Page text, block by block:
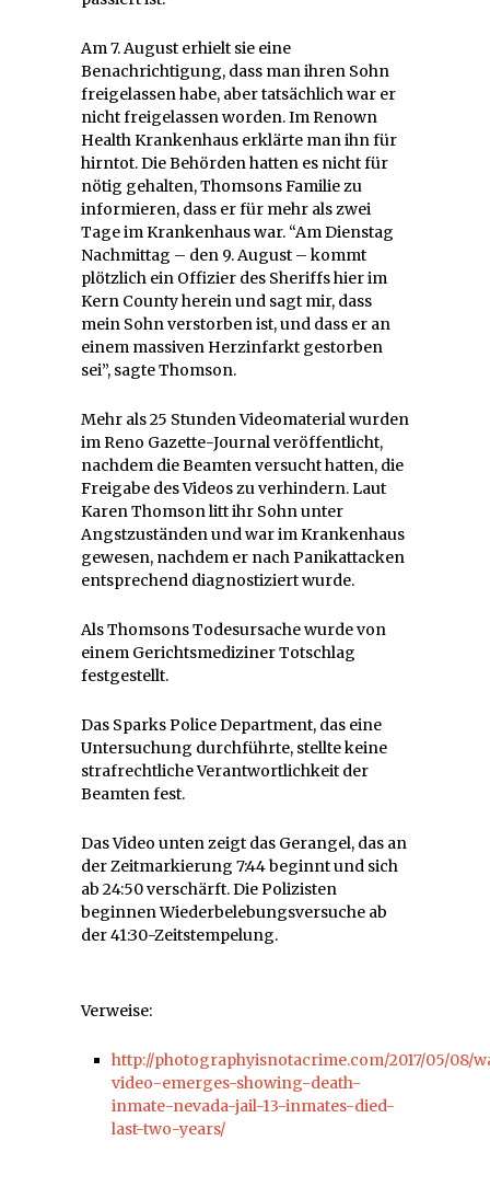
Am 7. August erhielt sie eine
Benachrichtigung, dass man ihren Sohn
freigelassen habe, aber tatsächlich war er
nicht freigelassen worden. Im Renown
Health Krankenhaus erklärte man ihn für
hirntot. Die Behörden hatten es nicht für
nötig gehalten, Thomsons Familie zu
informieren, dass er für mehr als zwei
Tage im Krankenhaus war. “Am Dienstag
Nachmittag – den 9. August – kommt
plötzlich ein Offizier des Sheriffs hier im
Kern County herein und sagt mir, dass
mein Sohn verstorben ist, und dass er an
einem massiven Herzinfarkt gestorben
sei”, sagte Thomson.
Mehr als 25 Stunden Videomaterial wurden
im Reno Gazette-Journal veröffentlicht,
nachdem die Beamten versucht hatten, die
Freigabe des Videos zu verhindern. Laut
Karen Thomson litt ihr Sohn unter
Angstzuständen und war im Krankenhaus
gewesen, nachdem er nach Panikattacken
entsprechend diagnostiziert wurde.
Als Thomsons Todesursache wurde von
einem Gerichtsmediziner Totschlag
festgestellt.
Das Sparks Police Department, das eine
Untersuchung durchführte, stellte keine
strafrechtliche Verantwortlichkeit der
Beamten fest.
Das Video unten zeigt das Gerangel, das an
der Zeitmarkierung 7:44 beginnt und sich
ab 24:50 verschärft. Die Polizisten
beginnen Wiederbelebungsversuche ab
der 41:30-Zeitstempelung.
Verweise:
http://photographyisnotacrime.com/2017/05/08/
video-emerges-showing-death-
inmate-nevada-jail-13-inmates-died-
last-two-years/